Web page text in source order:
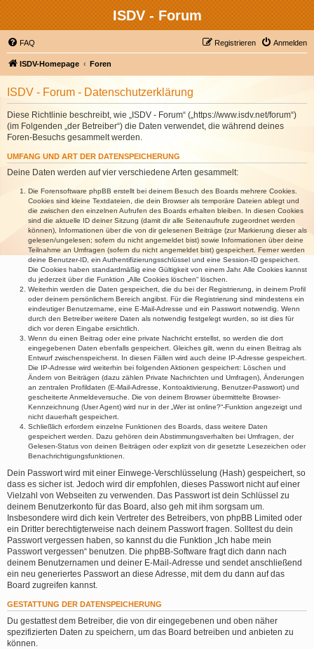
ISDV - Forum
FAQ Anmelden
Registrieren
ISDV-Homepage Foren
ISDV - Forum - Datenschutzerklärung
Diese Richtlinie beschreibt, wie „ISDV - Forum“ („https://www.isdv.net/forum“)
(im Folgenden „der Betreiber“) die Daten verwendet, die während deines
Foren-Besuchs gesammelt werden.
UMFANG UND ART DER DATENSPEICHERUNG
Deine Daten werden auf vier verschiedene Arten gesammelt:
Die Forensoftware phpBB erstellt bei deinem Besuch des Boards mehrere Cookies.
Cookies sind kleine Textdateien, die dein Browser als temporäre Dateien ablegt und
die zwischen den einzelnen Aufrufen des Boards erhalten bleiben. In diesen Cookies
sind die aktuelle ID deiner Sitzung (damit dir alle Seitenaufrufe zugeordnet werden
können), Informationen über die von dir gelesenen Beiträge (zur Markierung dieser als
gelesen/ungelesen; sofern du nicht angemeldet bist) sowie Informationen über deine
Teilnahme an Umfragen (sofern du nicht angemeldet bist) gespeichert. Ferner werden
deine Benutzer-ID, ein Authentifizierungsschlüssel und eine Session-ID gespeichert.
Die Cookies haben standardmäßig eine Gültigkeit von einem Jahr. Alle Cookies kannst
du jederzeit über die Funktion „Alle Cookies löschen“ löschen.
Weiterhin werden die Daten gespeichert, die du bei der Registrierung, in deinem Profil
oder deinem persönlichem Bereich angibst. Für die Registrierung sind mindestens ein
eindeutiger Benutzername, eine E-Mail-Adresse und ein Passwort notwendig. Wenn
durch den Betreiber weitere Daten als notwendig festgelegt wurden, so ist dies für
dich vor deren Eingabe ersichtlich.
Wenn du einen Beitrag oder eine private Nachricht erstellst, so werden die dort
eingegebenen Daten ebenfalls gespeichert. Gleiches gilt, wenn du einen Beitrag als
Entwurf zwischenspeicherst. In diesen Fällen wird auch deine IP-Adresse gespeichert.
Die IP-Adresse wird weiterhin bei folgenden Aktionen gespeichert: Löschen und
Ändern von Beiträgen (dazu zählen Private Nachrichten und Umfragen), Änderungen
an zentralen Profildaten (E-Mail-Adresse, Kontoaktivierung, Benutzer-Passwort) und
gescheiterte Anmeldeversuche. Die von deinem Browser übermittelte Browser-
Kennzeichnung (User Agent) wird nur in der „Wer ist online?“-Funktion angezeigt und
nicht dauerhaft gespeichert.
Schließlich erfordern einzelne Funktionen des Boards, dass weitere Daten
gespeichert werden. Dazu gehören dein Abstimmungsverhalten bei Umfragen, der
Gelesen-Status von deinen Beiträgen oder explizit von dir gesetzte Lesezeichen oder
Benachrichtigungsfunktionen.
Dein Passwort wird mit einer Einwege-Verschlüsselung (Hash) gespeichert, so
dass es sicher ist. Jedoch wird dir empfohlen, dieses Passwort nicht auf einer
Vielzahl von Webseiten zu verwenden. Das Passwort ist dein Schlüssel zu
deinem Benutzerkonto für das Board, also geh mit ihm sorgsam um.
Insbesondere wird dich kein Vertreter des Betreibers, von phpBB Limited oder
ein Dritter berechtigterweise nach deinem Passwort fragen. Solltest du dein
Passwort vergessen haben, so kannst du die Funktion „Ich habe mein
Passwort vergessen“ benutzen. Die phpBB-Software fragt dich dann nach
deinem Benutzernamen und deiner E-Mail-Adresse und sendet anschließend
ein neu generiertes Passwort an diese Adresse, mit dem du dann auf das
Board zugreifen kannst.
GESTATTUNG DER DATENSPEICHERUNG
Du gestattest dem Betreiber, die von dir eingegebenen und oben näher
spezifizierten Daten zu speichern, um das Board betreiben und anbieten zu
können.